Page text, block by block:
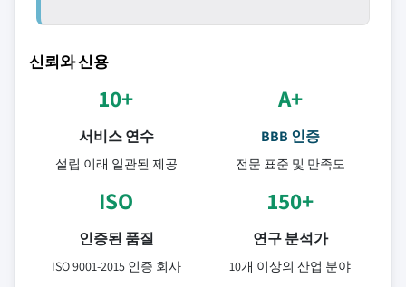
신뢰와 신용
10+
서비스 연수
설립 이래 일관된 제공
A+
BBB 인증
전문 표준 및 만족도
ISO
인증된 품질
ISO 9001-2015 인증 회사
150+
연구 분석가
10개 이상의 산업 분야